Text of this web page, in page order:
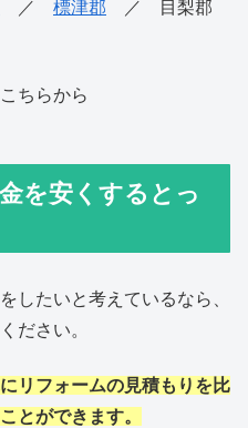
／ 標津郡 ／ 目梨郡
ちらから
を安くするとっ
したいと考えているなら、
ださい。
リフォームの見積もりを比
とができます。